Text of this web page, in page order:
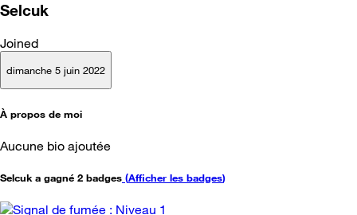
Selcuk
Joined
dimanche 5 juin 2022
À propos de moi
Aucune bio ajoutée
Selcuk a gagné 2 badges (Afficher les badges)